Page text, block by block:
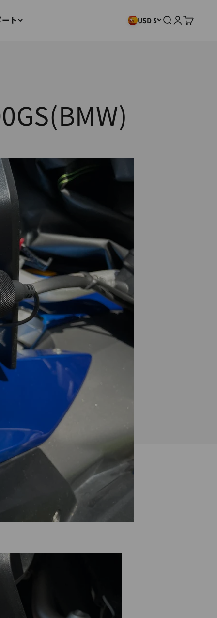
ト USD $ 検索ログイン
カート